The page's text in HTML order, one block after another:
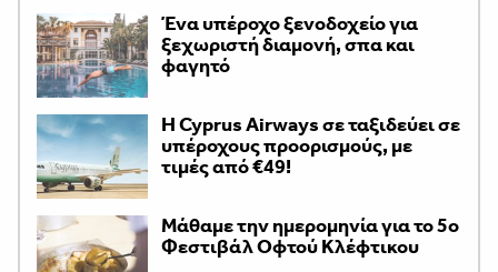
Ένα υπέροχο ξενοδοχείο για
ξεχωριστή διαμονή, σπα και
φαγητό
H Cyprus Airways σε ταξιδεύει σε
υπέροχους προορισμούς, με
τιμές από €49!
Μάθαμε την ημερομηνία για το 5ο
Φεστιβάλ Οφτού Κλέφτικου